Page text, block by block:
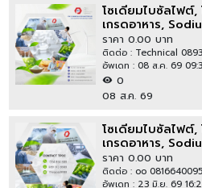
โซเดียมไบซัลไฟต์,
เกรดอาหาร,
Bisulphite, Food
ข้อมูลสินค้า ขอตัว
ซื้อสินค้าได้ที่
ราคา 0.00 บาท
ติดต่อ : Technical
อัพเดท : 08 ส.ค. 69
0
08 ส.ค. 69
โซเดียมไบซัลไฟต์,
เกรดอาหาร,
Bisulphite, Food
ราคา 0.00 บาท
ติดต่อ : oo 0816640095
อัพเดท : 23 มิ.ย. 69